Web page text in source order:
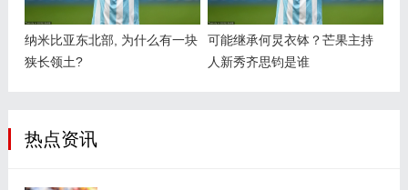
纳米比亚东北部, 为什么有一块
狭长领土?
可能继承何炅衣钵？芒果主持
人新秀齐思钧是谁
热点资讯